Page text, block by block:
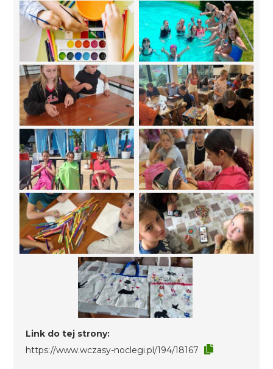
Link do tej strony:
https://www.wczasy-noclegi.pl/194/18167